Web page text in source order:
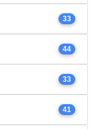
33
44
33
41